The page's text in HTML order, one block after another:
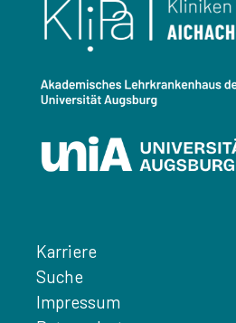
Karriere
Suche
Impressum